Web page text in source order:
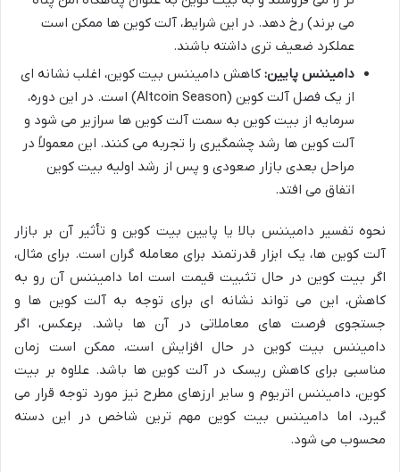
می برند) رخ دهد. در این شرایط، آلت کوین ها ممکن است
عملکرد ضعیف تری داشته باشند.
دامیننس پایین: کاهش دامیننس بیت کوین، اغلب نشانه ای
از یک فصل آلت کوین (Altcoin Season) است. در این دوره،
سرمایه از بیت کوین به سمت آلت کوین ها سرازیر می شود و
آلت کوین ها رشد چشمگیری را تجربه می کنند. این معمولاً در
مراحل بعدی بازار صعودی و پس از رشد اولیه بیت کوین
اتفاق می افتد.
نحوه تفسیر دامیننس بالا یا پایین بیت کوین و تأثیر آن بر بازار
آلت کوین ها، یک ابزار قدرتمند برای معامله گران است. برای مثال،
اگر بیت کوین در حال تثبیت قیمت است اما دامیننس آن رو به
کاهش، این می تواند نشانه ای برای توجه به آلت کوین ها و
جستجوی فرصت های معاملاتی در آن ها باشد. برعکس، اگر
دامیننس بیت کوین در حال افزایش است، ممکن است زمان
مناسبی برای کاهش ریسک در آلت کوین ها باشد. علاوه بر بیت
کوین، دامیننس اتریوم و سایر ارزهای مطرح نیز مورد توجه قرار می
گیرد، اما دامیننس بیت کوین مهم ترین شاخص در این دسته
محسوب می شود.